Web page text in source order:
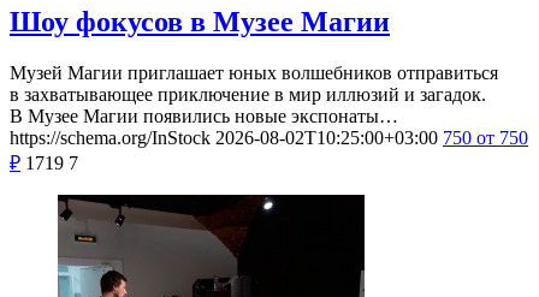
Шоу фокусов в Музее Магии
Музей Магии приглашает юных волшебников отправиться
в захватывающее приключение в мир иллюзий и загадок.
В Музее Магии появились новые экспонаты…
https://schema.org/InStock 2026-08-02T10:25:00+03:00 750 от 750
₽ 1719 7